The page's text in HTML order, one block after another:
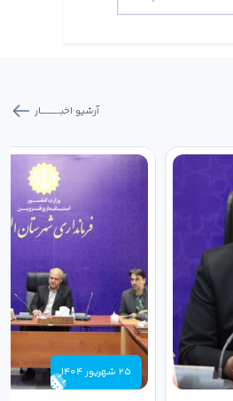
آرشیو اخبـــــــــــار
25 شهریور 1404